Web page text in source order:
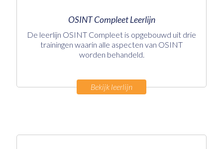
OSINT Compleet Leerlijn
De leerlijn OSINT Compleet is opgebouwd uit drie
trainingen waarin alle aspecten van OSINT
worden behandeld.
Bekijk leerlijn